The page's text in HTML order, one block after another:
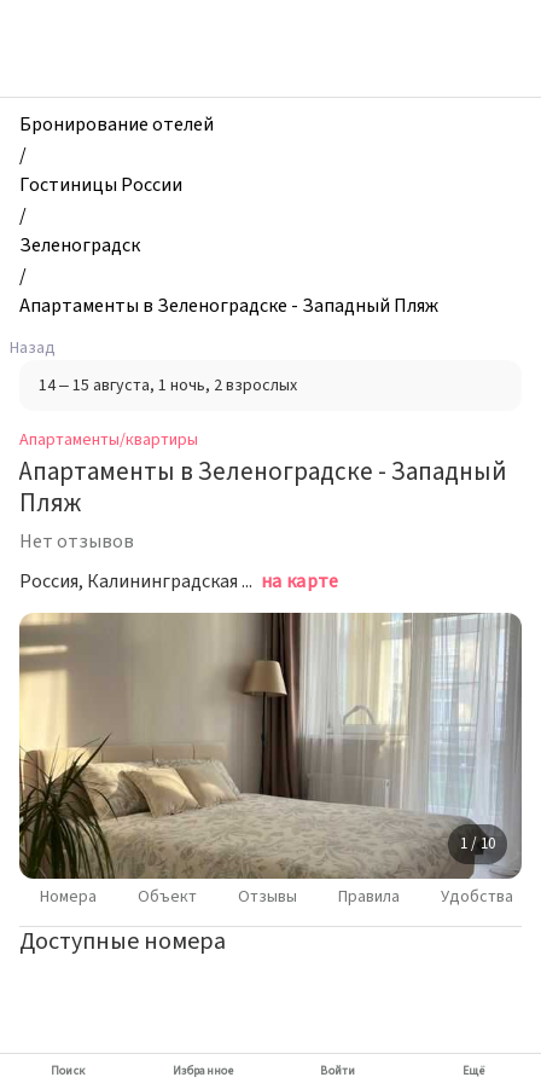
и
квартиры,
Апартаменты
Зеленоградске
Западный
Пляж,
Зеленоградск,
Россия
Бронирование отелей
/
Гостиницы России
/
Зеленоградск
/
Апартаменты в Зеленоградске - Западный Пляж
Назад
14 – 15 августа, 1 ночь, 2 взрослых
Апартаменты/квартиры
Апартаменты в Зеленоградске - Западный
Пляж
Нет отзывов
Россия, Калининградская область, Зеленоградск, улица В. Гризодубовой, 1/1 на карте
1 / 10
Номера Объект Отзывы Правила Удобства
Доступные номера
Поиск Избранное Войти Ещё